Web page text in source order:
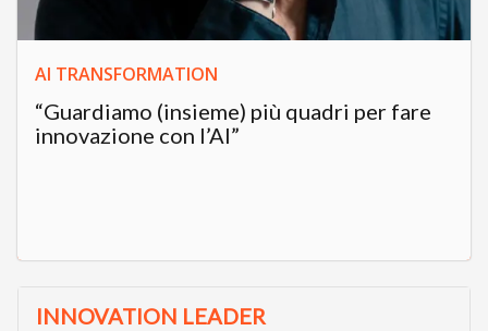
AI TRANSFORMATION
“Guardiamo (insieme) più quadri per fare
innovazione con l’AI”
INNOVATION LEADER